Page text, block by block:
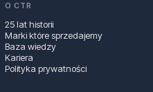
O CTR
25 lat historii
Marki które sprzedajemy
Baza wiedzy
Kariera
Polityka prywatności